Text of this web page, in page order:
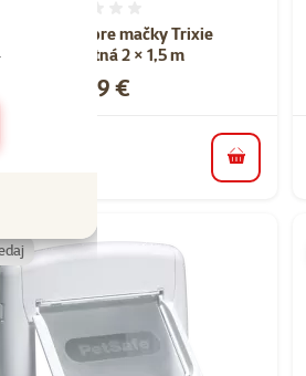
sieť pre mačky Trixie
transparentná 2 × 1,5 m
Cena
6,49 €
do košíka